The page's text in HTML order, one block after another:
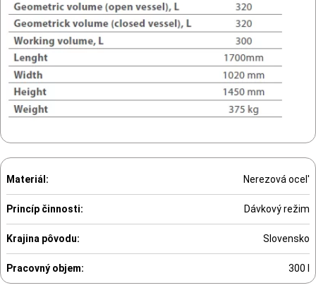
Materiál: Nerezová ocel'
Princíp činnosti: Dávkový režim
Krajina pôvodu: Slovensko
Pracovný objem: 300 l